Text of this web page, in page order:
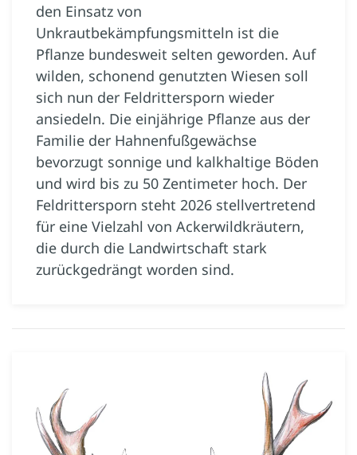
den Einsatz von
Unkrautbekämpfungsmitteln ist die
Pflanze bundesweit selten geworden. Auf
wilden, schonend genutzten Wiesen soll
sich nun der Feldrittersporn wieder
ansiedeln. Die einjährige Pflanze aus der
Familie der Hahnenfußgewächse
bevorzugt sonnige und kalkhaltige Böden
und wird bis zu 50 Zentimeter hoch. Der
Feldrittersporn steht 2026 stellvertretend
für eine Vielzahl von Ackerwildkräutern,
die durch die Landwirtschaft stark
zurückgedrängt worden sind.